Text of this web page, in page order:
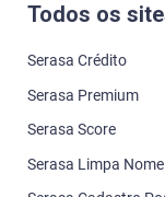
Todos os
Serasa Crédito
Serasa Premium
Serasa Score
Serasa Limpa Nome